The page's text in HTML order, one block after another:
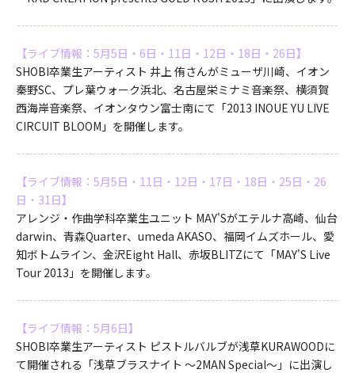
【ライブ情報：5月5日・6日・11日・12日・18日・26日】
SHOBI卒業生アーティスト 井上 侑さんがミューザ川崎、イオン
秦野SC、プレ葉ウォーク浜北、名古屋栄ミナミ音楽祭、横須賀
西海岸音楽祭、イオンタウン富士南にて「2013 INOUE YU LIVE
CIRCUIT BLOOM」を開催します。
【ライブ情報：5月5日・11日・12日・17日・18日・25日・26
日・31日】
アレンジ・作曲学科卒業生ユニット MAY'Sがエテルナ高崎、仙台
darwin、青森Quarter、umeda AKASO、福岡イムズホール、愛
知ボトムライン、金沢Eight Hall、赤坂BLITZにて「MAY'S Live
Tour 2013」を開催します。
【ライブ情報：5月6日】
SHOBI卒業生アーティスト ピストルバルブが浅草KURAWOODに
て開催される「浅草ブラスナイト ～2MAN Special～」に出演し